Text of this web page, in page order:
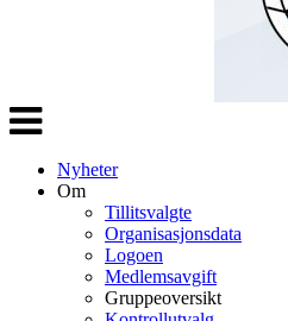
Veksle
navigasjon
Nyheter
Om
Tillitsvalgte
Organisasjonsdata
Logoen
Medlemsavgift
Gruppeoversikt